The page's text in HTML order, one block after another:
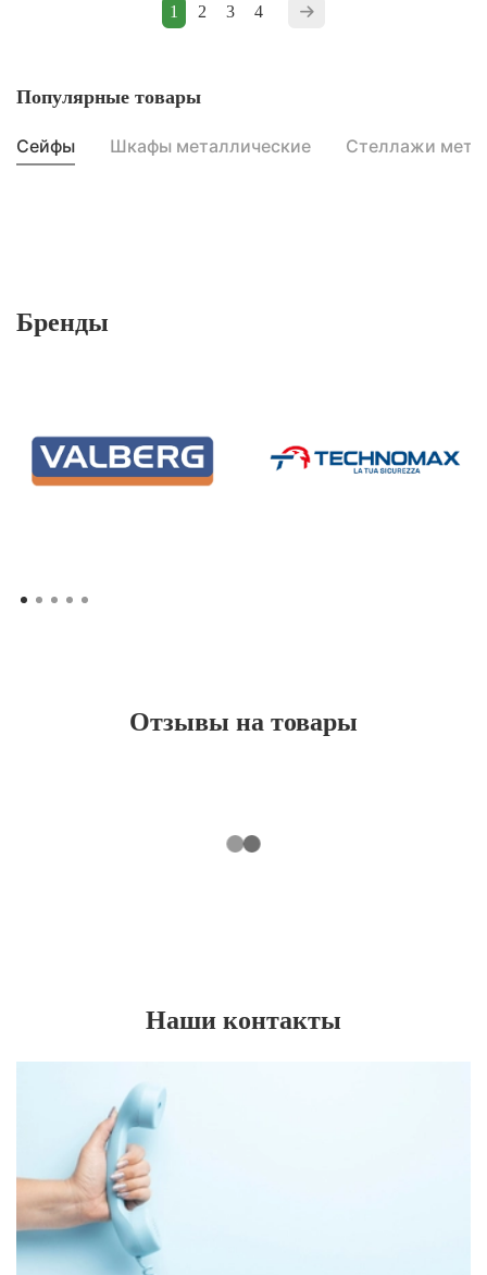
1 2 3 4
Популярные товары
Сейфы Шкафы металлические Стеллажи
Бренды
Отзывы на товары
Наши контакты